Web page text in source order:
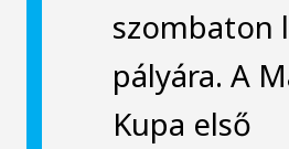
szombaton
pályára. A
Kupa első